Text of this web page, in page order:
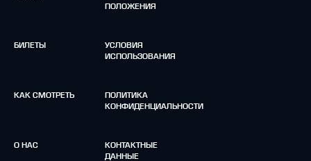
БИЛЕТЫ
КАК СМОТРЕТЬ
О НАС
ПОЛОЖЕНИЯ
УСЛОВИЯ
ИСПОЛЬЗОВАНИЯ
ПОЛИТИКА
КОНФИДЕНЦИАЛЬНОСТИ
КОНТАКТНЫЕ
ДАННЫЕ